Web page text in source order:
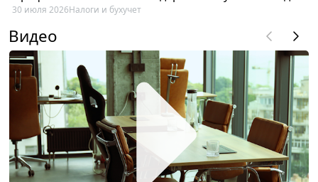
30 июля 2026Налоги и бухучет
Видео